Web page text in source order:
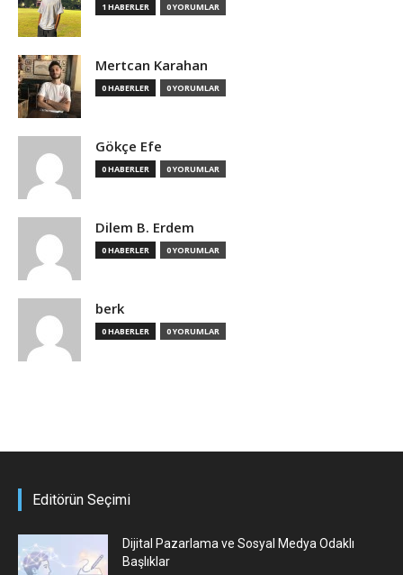
1 HABERLER 0 YORUMLAR
Mertcan Karahan
0 HABERLER 0 YORUMLAR
Gökçe Efe
0 HABERLER 0 YORUMLAR
Dilem B. Erdem
0 HABERLER 0 YORUMLAR
berk
0 HABERLER 0 YORUMLAR
Editörün Seçimi
Dijital Pazarlama ve Sosyal Medya Odaklı
Başlıklar